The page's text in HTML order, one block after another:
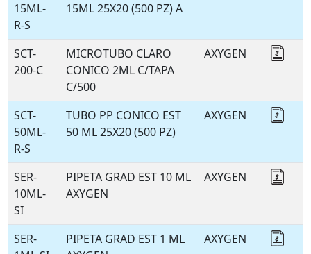
15ML-
R-S
15ML 25X20 (500 PZ) A
SCT-
200-C
MICROTUBO CLARO
CONICO 2ML C/TAPA
C/500
AXYGEN
SCT-
50ML-
R-S
TUBO PP CONICO EST
50 ML 25X20 (500 PZ)
AXYGEN
SER-
10ML-
SI
PIPETA GRAD EST 10 ML
AXYGEN
AXYGEN
SER-
PIPETA GRAD EST 1 ML
AXYGEN